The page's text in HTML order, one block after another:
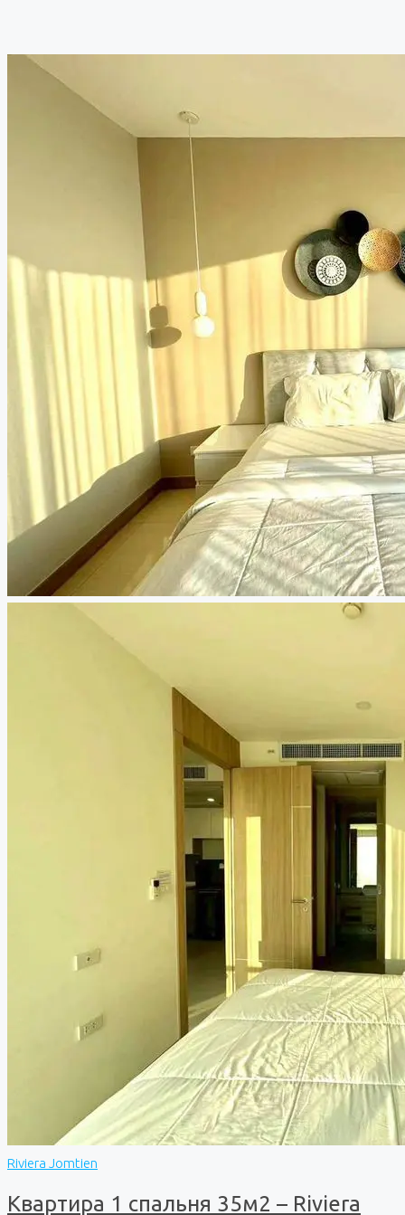
Riviera Jomtien
Квартира 1 спальня 35м2 – Riviera